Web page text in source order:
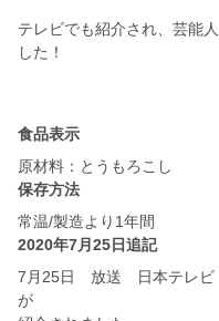
テレビでも紹介され、芸能
した！
食品表示
保存方法
常温/製造より1年間
2020年7月25日追記
7月25日 放送 日本テレビ
が